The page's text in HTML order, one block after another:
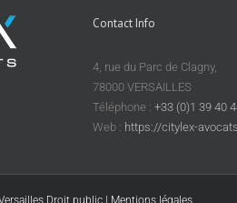
Contact Info
4, rue du Parc de Clagny,
78000 VERSAILLES
Téléphone : +33 (0)1 39 40
Web : https://citylex-
Droit public | Mentions légales